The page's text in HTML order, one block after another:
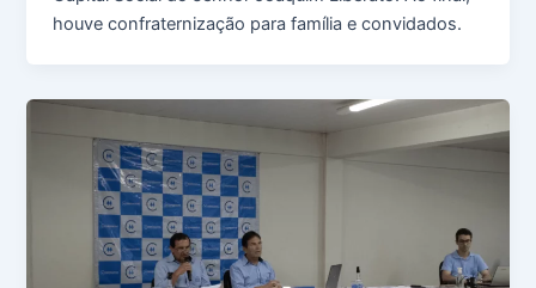
houve confraternização para família e convidados.